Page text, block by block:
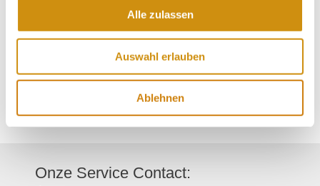
Alle zulassen
Auswahl erlauben
Ablehnen
Contactgegevens:
Weingut Christ
Am Grabentürchen 11
info@weingut-christ.de
Onze Service Contact: